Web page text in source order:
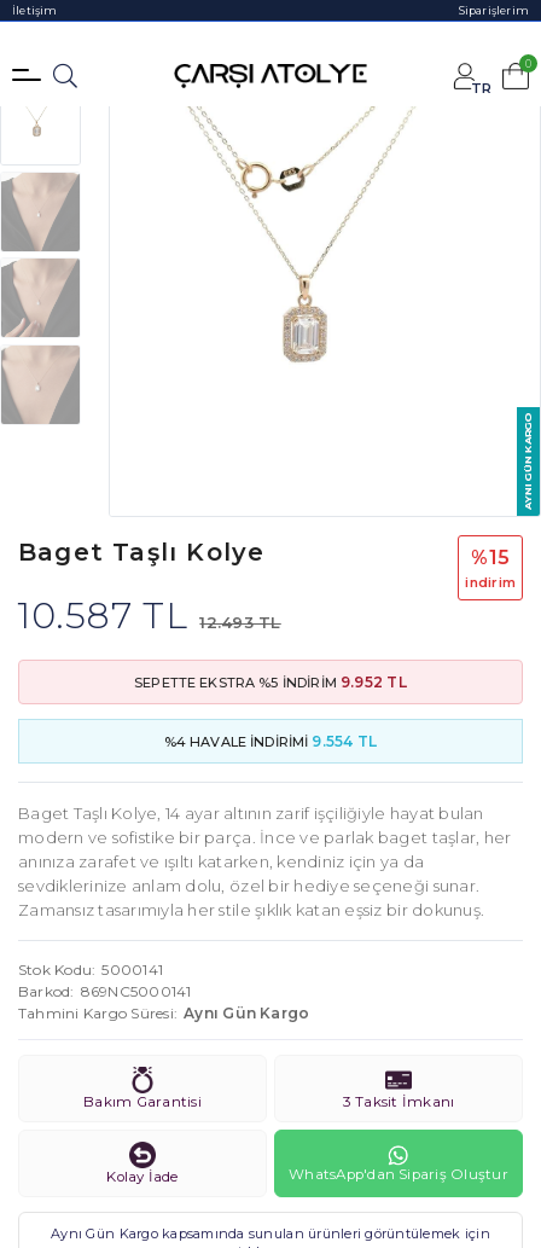
İletişim Siparişlerim
TR
0
Baget Taşlı Kolye
10.587 TL 12.493 TL
%15
i̇ndi̇ri̇m
SEPETTE EKSTRA %5 İNDİRİM 9.952 TL
%4 HAVALE İNDİRİMİ 9.554 TL
Baget Taşlı Kolye, 14 ayar altının zarif işçiliğiyle hayat bulan
modern ve sofistike bir parça. İnce ve parlak baget taşlar, her
anınıza zarafet ve ışıltı katarken, kendiniz için ya da
sevdiklerinize anlam dolu, özel bir hediye seçeneği sunar.
Zamansız tasarımıyla her stile şıklık katan eşsiz bir dokunuş.
Stok Kodu
5000141
Barkod
869NC5000141
Tahmini Kargo Süresi
Aynı Gün Kargo
Bakım Garantisi 3 Taksit İmkanı
Kolay İade WhatsApp'dan Sipariş Oluştur
Aynı Gün Kargo kapsamında sunulan ürünleri görüntülemek için